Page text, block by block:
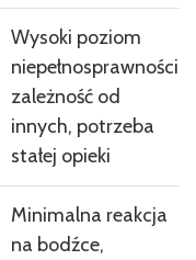
Wysoki poziom
niepełnosprawności,
zależność od
innych, potrzeba
stałej opieki
Minimalna reakcja
na bodźce,